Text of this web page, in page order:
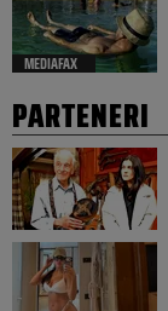
MEDIAFAX
PARTENERI